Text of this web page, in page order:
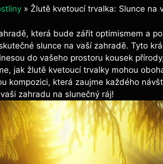
» Žlutě kvetoucí trvalka: Slunce na
která bude zářit optimismem a
slunce na vaší zahradě. Tyto
do vašeho prostoru kousek
jak žlutě kvetoucí trvalky mohou
kompozici, která zaujme každého
zahradu na slunečný ráj!